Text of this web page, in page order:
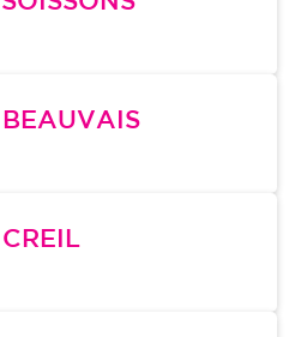
BEAUVAIS
CREIL